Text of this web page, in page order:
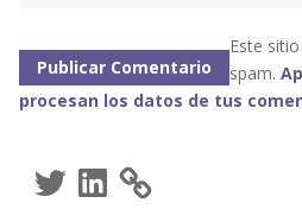
Este
spam.
procesan los datos de tus
TwitterLinkedIn